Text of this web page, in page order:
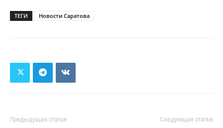
ТЕГИ Новости Саратова
Предыдущая статья Следующая статья